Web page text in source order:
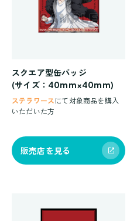
スクエア型缶バッジ
(サイズ：40mm×40mm)
ステラワース にて対象商品を購入
いただいた方
販売店を見る